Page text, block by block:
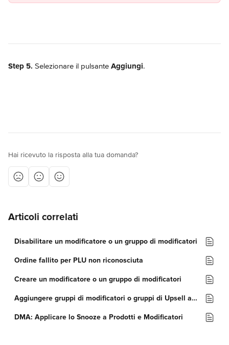
Step 5. Selezionare il pulsante Aggiungi.
Hai ricevuto la risposta alla tua domanda?
Articoli correlati
Disabilitare un modificatore o un gruppo di modificatori
Ordine fallito per PLU non riconosciuta
Creare un modificatore o un gruppo di modificatori
Aggiungere gruppi di modificatori o gruppi di Upsell a un prodotto
DMA: Applicare lo Snooze a Prodotti e Modificatori